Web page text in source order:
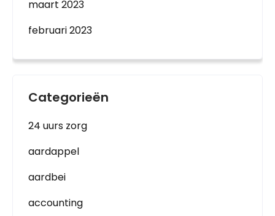
maart 2023
februari 2023
Categorieën
24 uurs zorg
aardappel
aardbei
accounting